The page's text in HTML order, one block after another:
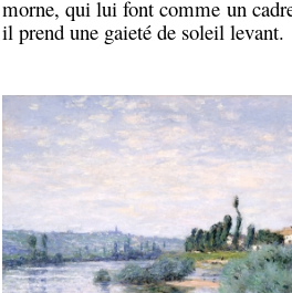
morne, qui lui font comme un
il prend une gaieté de soleil levant.